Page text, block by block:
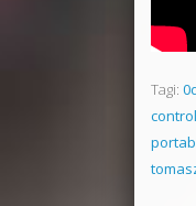
Tagi: